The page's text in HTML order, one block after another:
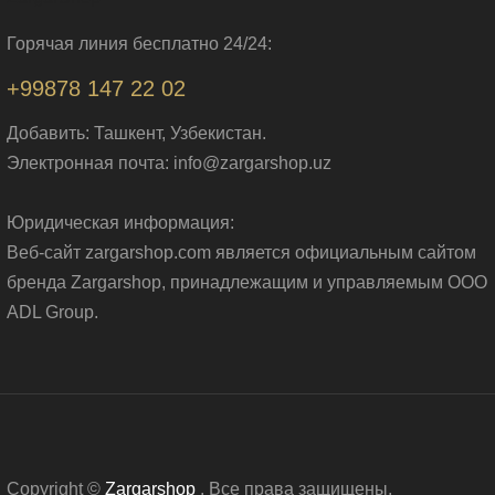
Горячая линия бесплатно 24/24:
+99878 147 22 02
Добавить: Ташкент, Узбекистан.
Электронная почта: info@zargarshop.uz
Юридическая информация:
Веб-сайт zargarshop.com является официальным сайтом
бренда Zargarshop, принадлежащим и управляемым ООО
ADL Group.
Copyright © Zargarshop . Все права защищены.